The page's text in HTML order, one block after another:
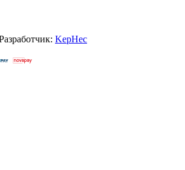
KepHec